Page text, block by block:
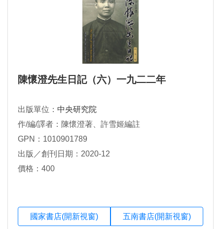
陳懷澄先生日記（六）一九二二年
出版單位： 中央研究院
作/編/譯者：陳懷澄著、許雪姬編註
GPN：1010901789
出版／創刊日期：2020-12
價格：400
國家書店(開新視窗) 五南書店(開新視窗)